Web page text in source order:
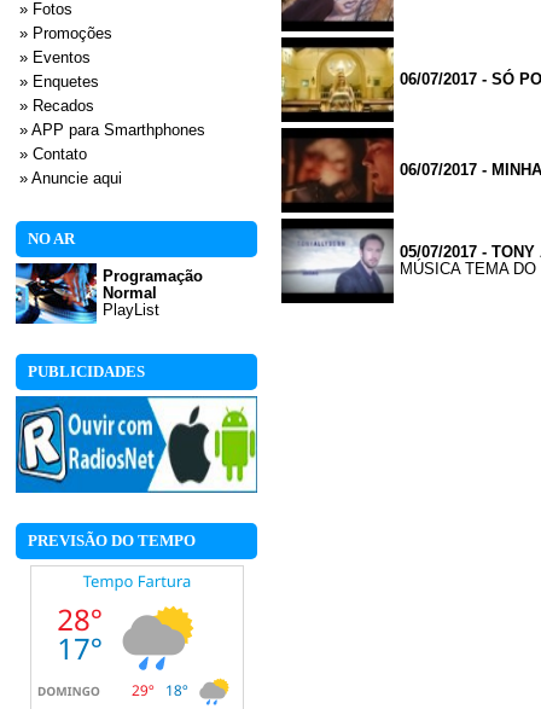
» Fotos
» Promoções
» Eventos
» Enquetes
» Recados
» APP para Smarthphones
» Contato
» Anuncie aqui
NO AR
Programação
Normal
PlayList
PUBLICIDADES
PREVISÃO DO TEMPO
06/07/2017 - SÓ
06/07/2017 -
05/07/2017 -
MÚSICA TEMA